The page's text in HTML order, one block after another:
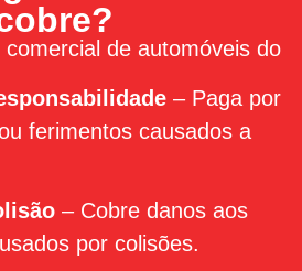
de automóveis do
– Paga por
ferimentos causados ​​a
– Cobre danos aos
​​por colisões.